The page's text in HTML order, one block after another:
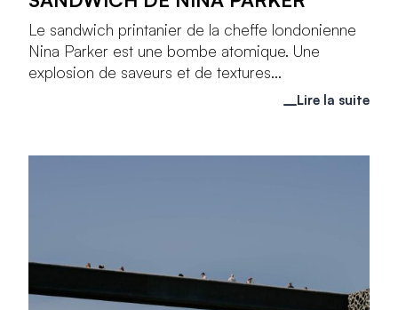
Le sandwich printanier de la cheffe londonienne
Nina Parker est une bombe atomique. Une
explosion de saveurs et de textures...
Lire la suite